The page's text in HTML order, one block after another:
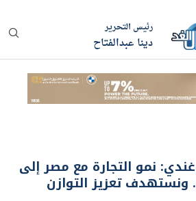
رئيس التحرير
دينا عبدالفتاح
نمو التجارة مع مصر إلى